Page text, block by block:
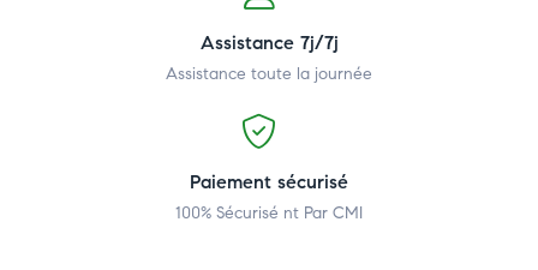
Assistance 7j/7j
Assistance toute la journée
Paiement sécurisé
100% Sécurisé nt Par CMI